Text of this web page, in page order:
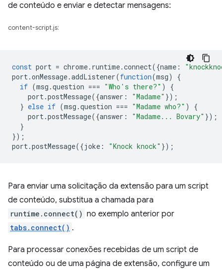
de conteúdo e enviar e detectar mensagens:
content-script.js:
const port = chrome. runtime.connect({name :
port.onMessage.addListener(function(msg)
{
if (msg .question === "Who's there?" )
{
port.postMessage({answer : "Madame" });
} else if (msg .question === "Madame who?" )
{
port.postMessage({answer : "Madame... Bovary" });
}
});
port.postMessage({joke : "Knock knock" });
Para enviar uma solicitação da extensão para um script
de conteúdo, substitua a chamada para
runtime.connect() no exemplo anterior por
tabs.connect() .
Para processar conexões recebidas de um script de
conteúdo ou de uma página de extensão, configure um